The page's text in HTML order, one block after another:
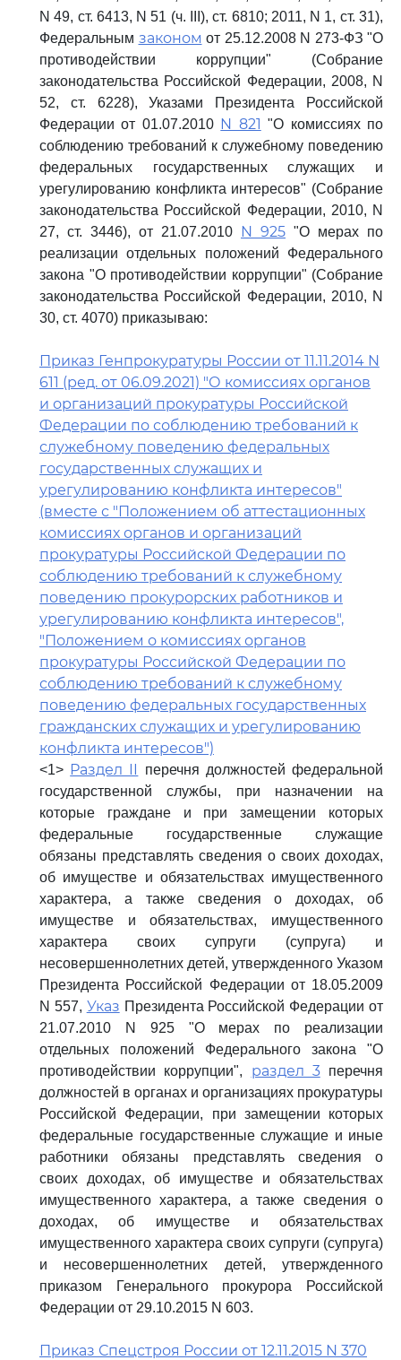
N 49, ст. 6413, N 51 (ч. III), ст. 6810; 2011, N 1, ст. 31),
Федеральным законом от 25.12.2008 N 273-ФЗ "О
противодействии коррупции" (Собрание
законодательства Российской Федерации, 2008, N
52, ст. 6228), Указами Президента Российской
Федерации от 01.07.2010 N 821 "О комиссиях по
соблюдению требований к служебному поведению
федеральных государственных служащих и
урегулированию конфликта интересов" (Собрание
законодательства Российской Федерации, 2010, N
27, ст. 3446), от 21.07.2010 N 925 "О мерах по
реализации отдельных положений Федерального
закона "О противодействии коррупции" (Собрание
законодательства Российской Федерации, 2010, N
30, ст. 4070) приказываю:
Приказ Генпрокуратуры России от 11.11.2014 N
611 (ред. от 06.09.2021) "О комиссиях органов
и организаций прокуратуры Российской
Федерации по соблюдению требований к
служебному поведению федеральных
государственных служащих и
урегулированию конфликта интересов"
(вместе с "Положением об аттестационных
комиссиях органов и организаций
прокуратуры Российской Федерации по
соблюдению требований к служебному
поведению прокурорских работников и
урегулированию конфликта интересов",
"Положением о комиссиях органов
прокуратуры Российской Федерации по
соблюдению требований к служебному
поведению федеральных государственных
гражданских служащих и урегулированию
конфликта интересов")
<1> Раздел II
перечня должностей федеральной
государственной службы, при назначении на
которые граждане и при замещении которых
федеральные государственные служащие
обязаны представлять сведения о своих доходах,
об имуществе и обязательствах имущественного
характера, а также сведения о доходах, об
имуществе и обязательствах, имущественного
характера своих супруги (супруга) и
несовершеннолетних детей, утвержденного Указом
Президента Российской Федерации от 18.05.2009
N 557, Указ Президента Российской Федерации от
21.07.2010 N 925 "О мерах по реализации
отдельных положений Федерального закона "О
противодействии коррупции", раздел 3перечня
должностей в органах и организациях прокуратуры
Российской Федерации, при замещении которых
федеральные государственные служащие и иные
работники обязаны представлять сведения о
своих доходах, об имуществе и обязательствах
имущественного характера, а также сведения о
доходах, об имуществе и обязательствах
имущественного характера своих супруги (супруга)
и несовершеннолетних детей, утвержденного
приказом Генерального прокурора Российской
Федерации от 29.10.2015 N 603.
Приказ Спецстроя России от 12.11.2015 N 370